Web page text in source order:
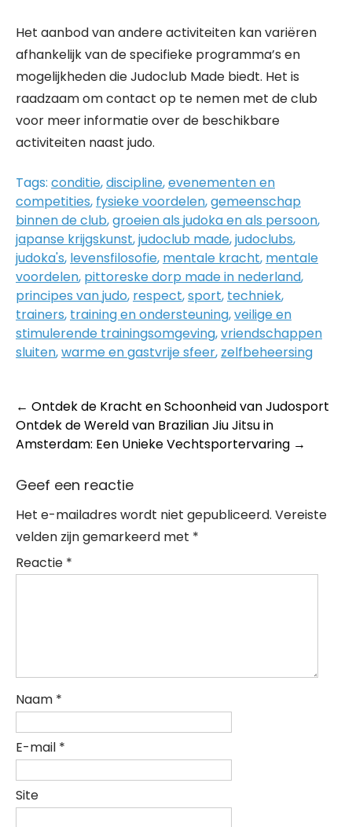
Het aanbod van andere activiteiten kan variëren
afhankelijk van de specifieke programma’s en
mogelijkheden die Judoclub Made biedt. Het is
raadzaam om contact op te nemen met de club
voor meer informatie over de beschikbare
activiteiten naast judo.
Tags: conditie,discipline,evenementen en
competities, fysieke voordelen,gemeenschap
binnen de club,groeien als judoka en als persoon,
japanse krijgskunst,judoclub made,judoclubs,
judoka's, levensfilosofie, mentale kracht, mentale
voordelen, pittoreske dorp made in nederland,
principes van judo, respect,sport, techniek,
trainers, training en ondersteuning,veilige en
stimulerende trainingsomgeving,vriendschappen
sluiten,warme en gastvrije sfeer, zelfbeheersing
Post
navigation
← Ontdek de Kracht en Schoonheid van Judosport
Ontdek de Wereld van Brazilian Jiu Jitsu in
Amsterdam: Een Unieke Vechtsportervaring →
Geef een reactie
Het e-mailadres wordt niet gepubliceerd. Vereiste
velden zijn gemarkeerd met *
Reactie *
Naam *
E-mail *
Site